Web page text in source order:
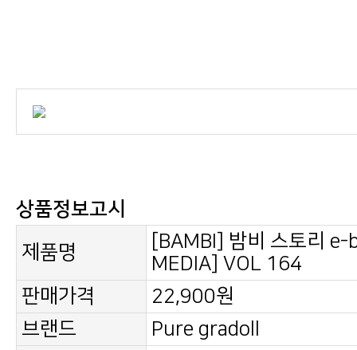
상품정보고시
제품명
MEDIA] VOL 164
판매가격
22,900원
브랜드
Pure gradoll